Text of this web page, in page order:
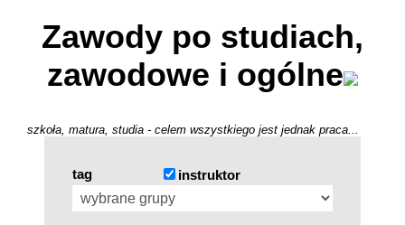
Zawody po studiach,
zawodowe i ogólne
szkoła, matura, studia - celem wszystkiego jest jednak praca...
tag instruktor